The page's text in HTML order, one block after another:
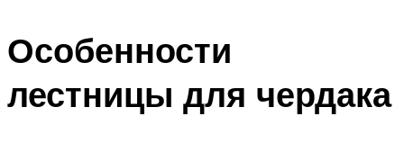
Особенности
лестницы для чердака